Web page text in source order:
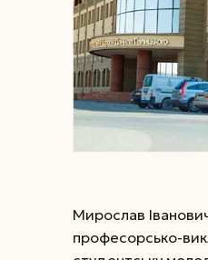
Мирослав
професорсько-